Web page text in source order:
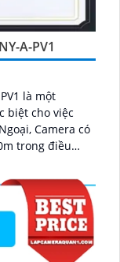
A-PV1
là một
biệt cho việc
trong điều